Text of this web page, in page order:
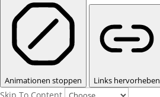
Animationen stoppen Links hervorheben